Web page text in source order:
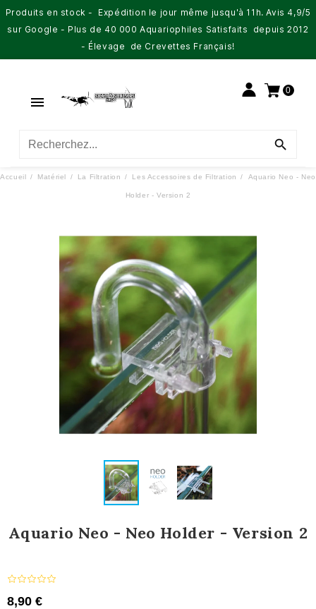
Produits en stock - Expédition le jour même jusqu'à 11h. Avis 4,9/5
sur Google - Plus de 40 000 Aquariophiles Satisfaits depuis 2012
- Élevage de Crevettes Français!

0

Accueil Matériel La Filtration Les Accessoires de Filtration Aquario Neo - Neo
Holder - Version 2
Aquario Neo - Neo Holder - Version 2
8,90 €